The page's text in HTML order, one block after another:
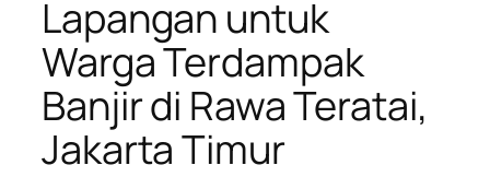
Lapangan untuk
Warga Terdampak
Banjir di Rawa Teratai,
Jakarta Timur